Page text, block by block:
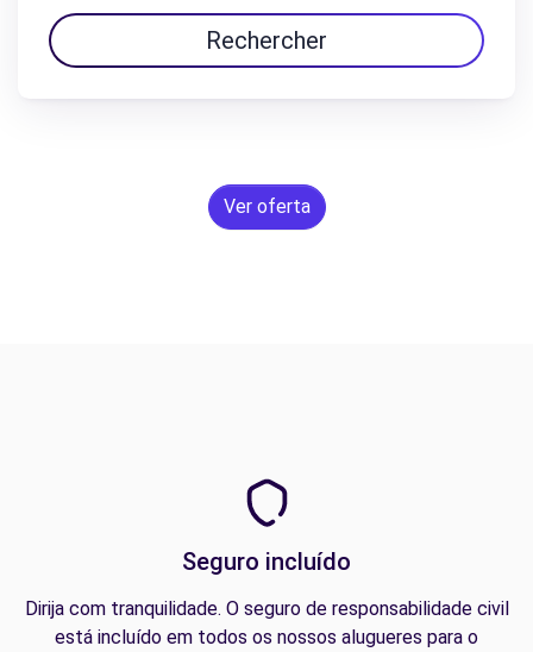
Rechercher
Ver oferta
Seguro incluído
Dirija com tranquilidade. O seguro de responsabilidade civil
está incluído em todos os nossos alugueres para o